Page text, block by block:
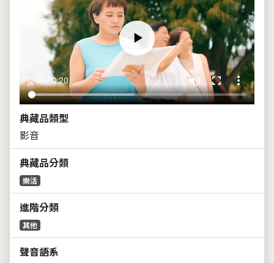
0:00 / 0:20 volume_up fullscreen more_vert
典藏品類型
影音
典藏品分類
樂活
進階分類
其他
聲音語系